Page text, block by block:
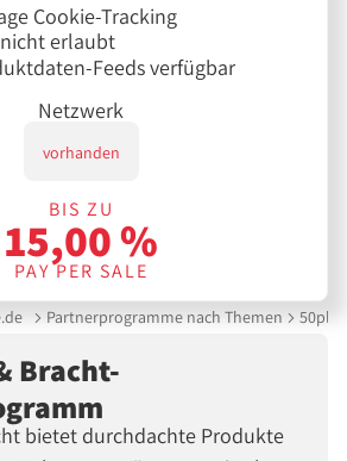
Cookie-Tracking
nicht erlaubt
Feeds verfügbar
Netzwerk
vorhanden
BIS ZU
15,00 %
PAY PER SALE
Partnerprogramme nach Themen 50plus
Bracht-
bietet durchdachte Produkte